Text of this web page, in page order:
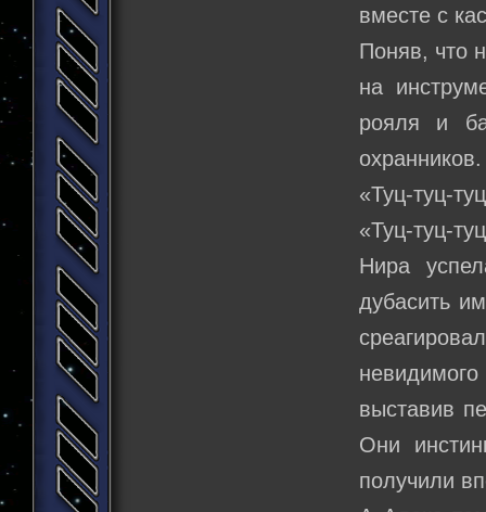
вместе с
Поняв, что
на
рояля и
охранников.
«Туц-туц-
«Туц-туц-
Нира
дубасить
выставив
Они
получили